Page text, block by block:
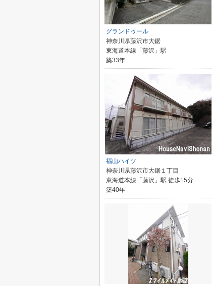
グランドゥール
神奈川県藤沢市大鋸
東海道本線「藤沢」駅
築33年
福山ハイツ
神奈川県藤沢市大鋸１丁目
東海道本線「藤沢」駅 徒歩15分
築40年